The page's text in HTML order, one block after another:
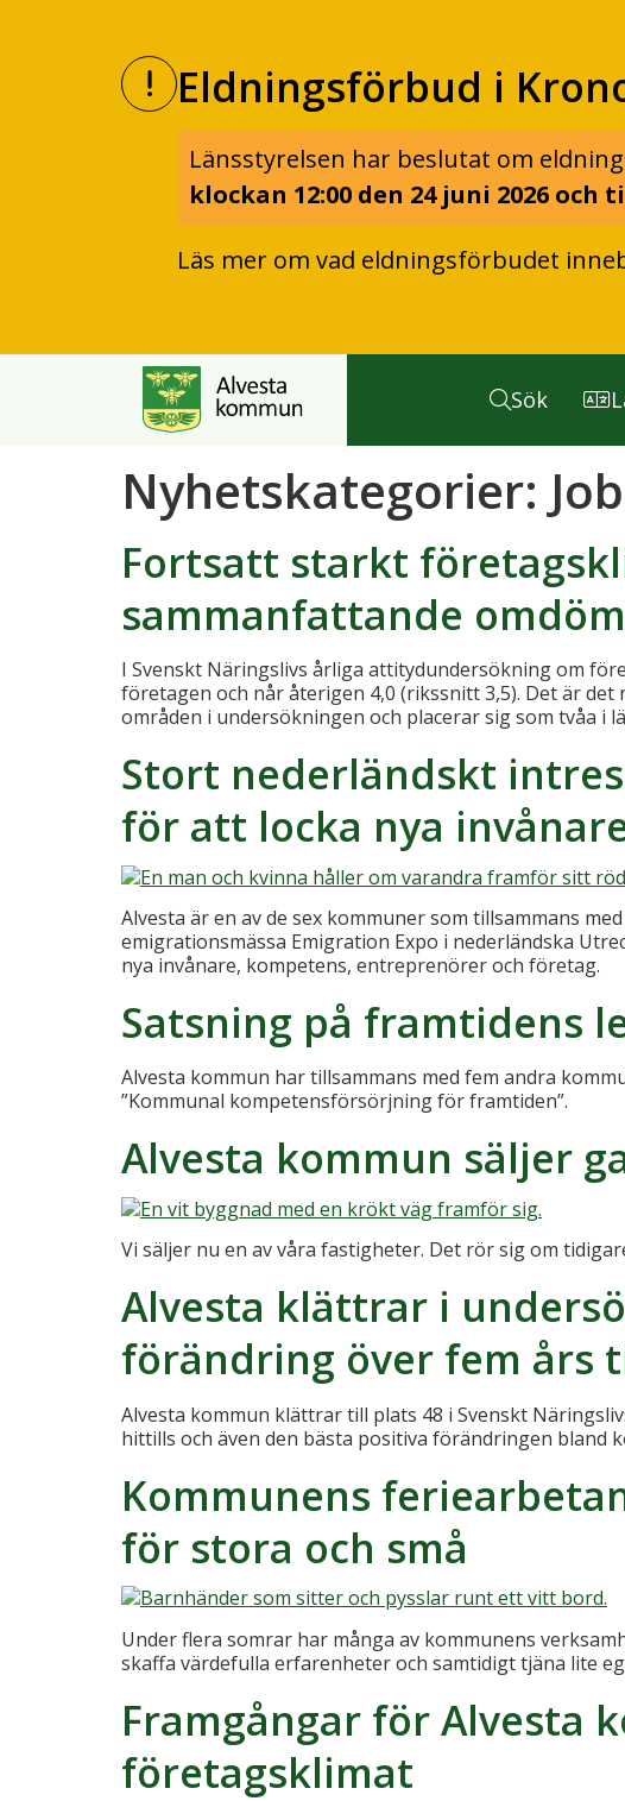
Eldningsförbud i
Länsstyrelsen har beslutat om
klockan 12:00 den 24 juni 2026 och
Läs mer om vad eldningsförbudet
Sök
Nyhetskategorier:
Fortsatt starkt
sammanfattande
I Svenskt Näringslivs årliga attitydundersökning om
företagen och når återigen 4,0 (rikssnitt 3,5). Det är
områden i undersökningen och placerar sig som tvåa i
Stort nederländskt
för att locka nya
Alvesta är en av de sex kommuner som tillsammans
emigrationsmässa Emigration Expo i nederländska
nya invånare, kompetens, entreprenörer och företag.
Satsning på framtidens
Alvesta kommun har tillsammans med fem andra
”Kommunal kompetensförsörjning för framtiden”.
Alvesta kommun säljer
Vi säljer nu en av våra fastigheter. Det rör sig om
Alvesta klättrar i
förändring över fem års
Alvesta kommun klättrar till plats 48 i Svenskt
hittills och även den bästa positiva förändringen bland
Kommunens
för stora och små
Under flera somrar har många av kommunens
skaffa värdefulla erfarenheter och samtidigt tjäna lite
Framgångar för Alvesta
företagsklimat